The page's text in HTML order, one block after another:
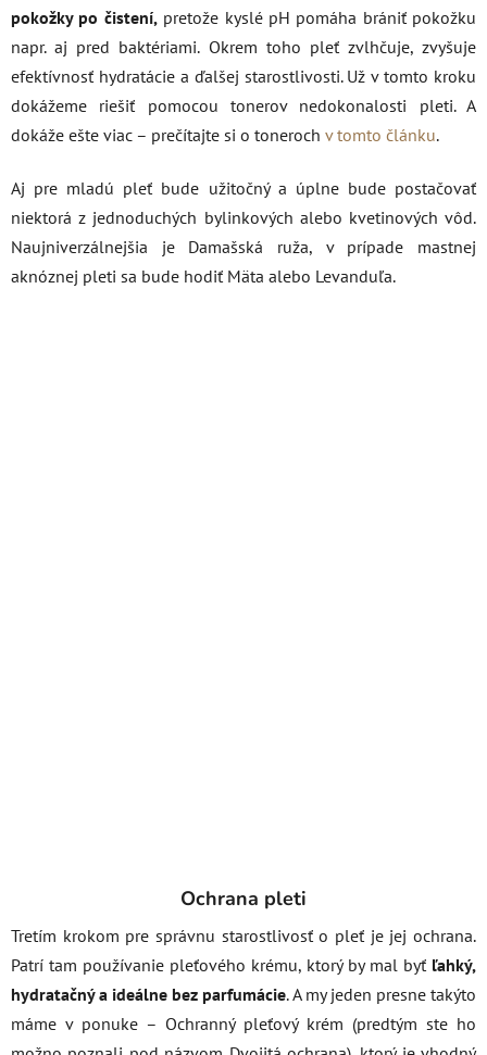
pokožky po čistení, pretože kyslé pH pomáha brániť pokožku
napr. aj pred baktériami. Okrem toho pleť zvlhčuje, zvyšuje
efektívnosť hydratácie a ďalšej starostlivosti. Už v tomto kroku
dokážeme riešiť pomocou tonerov nedokonalosti pleti. A
dokáže ešte viac – prečítajte si o toneroch v tomto článku.
Aj pre mladú pleť bude užitočný a úplne bude postačovať
niektorá z jednoduchých bylinkových alebo kvetinových vôd.
Naujniverzálnejšia je Damašská ruža, v prípade mastnej
aknóznej pleti sa bude hodiť Mäta alebo Levanduľa.
Ochrana pleti
Tretím krokom pre správnu starostlivosť o pleť je jej ochrana.
Patrí tam používanie pleťového krému, ktorý by mal byť ľahký,
hydratačný a ideálne bez parfumácie. A my jeden presne takýto
máme v ponuke – Ochranný pleťový krém (predtým ste ho